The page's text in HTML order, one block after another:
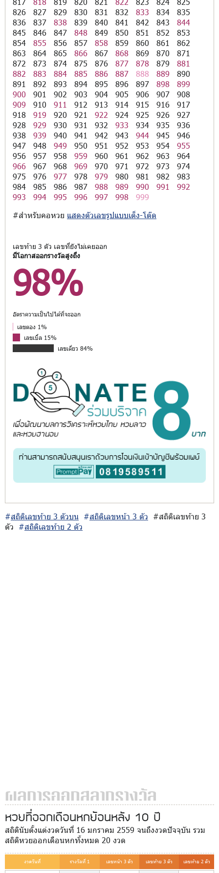
826
827 829 830 831 832 833 834
835
836
837 838 839 840 841 842 843
844
845
846 847 848 849 850 851 852
853
854
855 856 857 858 859 860 861
862
863
864 865 866 867 868 869 870
871
872
873 874 875 876 877 878 879
881
882
883 884 885 886 887 888 889
890
891
892 893 894 895 896 897 898
899
900
901 902 903 904 905 906 907
908
909
910 911 912 913 914 915 916
917
918
919 920 921 922 924 925 926
927
928
929 930 931 932 933 934 935
936
938
939 940 941 942 943 944 945
946
947
948 949 950 951 952 953 954
955
956
957 958 959 960 961 962 963
964
966
967 968 969 970 971 972 973
974
975
976 977 978 979 980 981 982
983
984
985 986 987 988 989 990 991
992
993
994 995 996 997 998
999
#สำหรับคอหวย แสดงตัวเลขรูปแบบเต็ง-โต๊ด
เลขท้าย 3 ตัว เลขที่ยังไม่เคยออก
มีโอกาสออกรางวัลสูงถึง
98%
อัตราความเป็นไปได้ที่จะออก
เลขตอง 1%
เลขเบิ้ล 15%
เลขเดี่ยว 84%
#สถิติเลขท้าย 3 ตัวบน #สถิติเลขหน้า 3 ตัว #สถิติเลขท้าย 3
ตัว #สถิติเลขท้าย 2 ตัว
ผลการออกสลากรางวัล
หวยที่ออกเดือนหกย้อนหลัง 10 ปี
สถิตินับตั้งแต่งวดวันที่ 16 มกราคม 2559 จนถึงงวดปัจจุบัน รวม
สถิติหวยออกเดือนหกทั้งหมด 20 งวด
งวดวันที่ รางวัลที่ 1 เลขหน้า 3 ตัว เลขท้าย 3 ตัว เลขท้าย 2 ตัว